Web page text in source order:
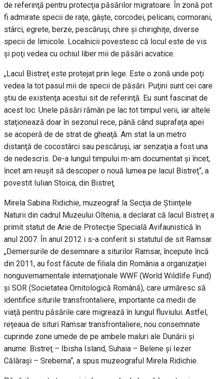
de referinţă pentru protecţia păsărilor migratoare. În zonă pot
fi admirate specii de raţe, gâşte, corcodei, pelicani, cormorani,
stârci, egrete, berze, pescăruşi, chire şi chirighiţe, diverse
specii de limicole. Localnicii povestesc că locul este de vis
şi poţi vedea cu ochiul liber mii de păsări acvatice.
„Lacul Bistreţ este protejat prin lege. Este o zonă unde poţi
vedea la tot pasul mii de specii de păsări. Puţini sunt cei care
ştiu de existenţa acestui sit de referinţă. Eu sunt fascinat de
acest loc. Unele păsări rămân pe lac tot timpul verii, iar altele
staţionează doar în sezonul rece, până când suprafaţa apei
se acoperă de de strat de gheaţă. Am stat la un metro
distanţă de cocostârci sau pescăruşi, iar senzaţia a fost una
de nedescris. De-a lungul timpului m-am documentat şi încet,
încet am reuşit să descoper o nouă lumea pe lacul Bistreţ“, a
povestit Iulian Stoica, din Bistreţ.
Mirela Sabina Ridichie, muzeograf la Secţia de Ştiinţele
Naturii din cadrul Muzeului Oltenia, a declarat că lacul Bistreţ a
primit statut de Arie de Protecţie Specială Avifaunistică în
anul 2007. În anul 2012 i s-a conferit si statutul de sit Ramsar.
„Demersurile de desemnare a siturilor Ramsar, începute încă
din 2011, au fost făcute de filiala din România a organizaţiei
nonguvernamentale internaţionale WWF (World Wildlife Fund)
şi SOR (Societatea Ornitologică Română), care urmăresc să
identifice siturile transfrontaliere, importante ca medii de
viaţă pentru păsările care migrează în lungul fluviului. Astfel,
reţeaua de situri Ramsar transfrontaliere, nou consemnate
cuprinde zone umede de pe ambele maluri ale Dunării şi
anume: Bistreţ – Ibisha Island, Suhaia – Belene şi Iezer
Călăraşi – Sreberna“, a spus muzeograful Mirela Ridichie.